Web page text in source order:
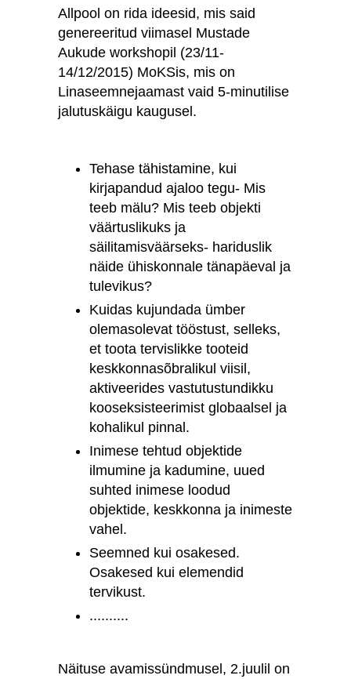
Allpool on rida ideesid, mis said
genereeritud viimasel Mustade
Aukude workshopil (23/11-
14/12/2015) MoKSis, mis on
Linaseemnejaamast vaid 5-minutilise
jalutuskäigu kaugusel.
Tehase tähistamine, kui
kirjapandud ajaloo tegu- Mis
teeb mälu? Mis teeb objekti
väärtuslikuks ja
säilitamisväärseks- hariduslik
näide ühiskonnale tänapäeval ja
tulevikus?
Kuidas kujundada ümber
olemasolevat tööstust, selleks,
et toota tervislikke tooteid
keskkonnasõbralikul viisil,
aktiveerides vastutustundikku
kooseksisteerimist globaalsel ja
kohalikul pinnal.
Inimese tehtud objektide
ilmumine ja kadumine, uued
suhted inimese loodud
objektide, keskkonna ja inimeste
vahel.
Seemned kui osakesed.
Osakesed kui elemendid
tervikust.
..........
Näituse avamissündmusel, 2.juulil on